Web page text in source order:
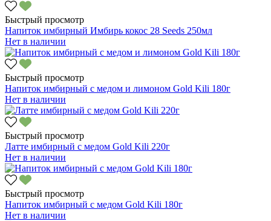
Быстрый просмотр
Напиток имбирный Имбирь кокос 28 Seeds 250мл
Нет в наличии
Быстрый просмотр
Напиток имбирный с медом и лимоном Gold Kili 180г
Нет в наличии
Быстрый просмотр
Латте имбирный с медом Gold Kili 220г
Нет в наличии
Быстрый просмотр
Напиток имбирный с медом Gold Kili 180г
Нет в наличии